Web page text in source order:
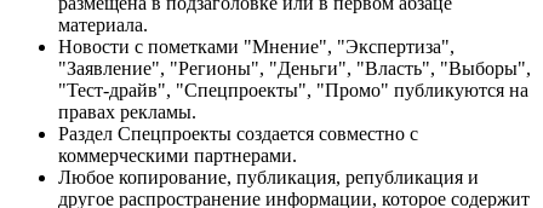
материала.
Новости с пометками "Мнение", "Экспертиза",
"Заявление", "Регионы", "Деньги", "Власть", "Выборы",
"Тест-драйв", "Спецпроекты", "Промо" публикуются на
правах рекламы.
Раздел Спецпроекты создается совместно с
коммерческими партнерами.
Любое копирование, публикация, републикация и
другое распространение информации, которое содержит